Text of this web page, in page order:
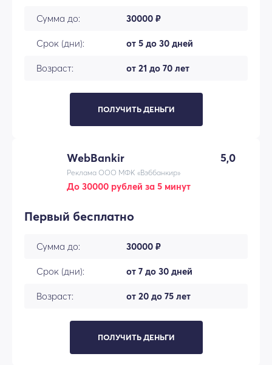
Сумма до: 30000 ₽
Срок (дни): от 5 до 30 дней
Возраст: от 21 до 70 лет
ПОЛУЧИТЬ ДЕНЬГИ
WebBankir 5,0
Реклама ООО МФК «Вэббанкир»
До 30000 рублей за 5 минут
Первый бесплатно
Сумма до: 30000 ₽
Срок (дни): от 7 до 30 дней
Возраст: от 20 до 75 лет
ПОЛУЧИТЬ ДЕНЬГИ